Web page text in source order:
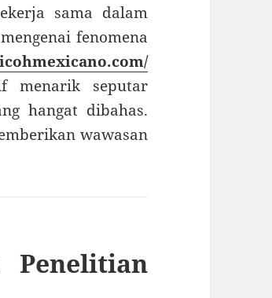
sama dalam
fenomena
menarik seputar
hangat dibahas.
wawasan
Penelitian